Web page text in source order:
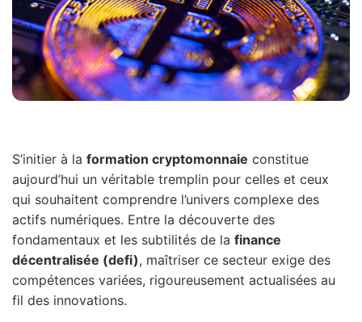
S’initier à la formation cryptomonnaie constitue
aujourd’hui un véritable tremplin pour celles et ceux
qui souhaitent comprendre l’univers complexe des
actifs numériques. Entre la découverte des
fondamentaux et les subtilités de la finance
décentralisée (defi), maîtriser ce secteur exige des
compétences variées, rigoureusement actualisées au
fil des innovations.